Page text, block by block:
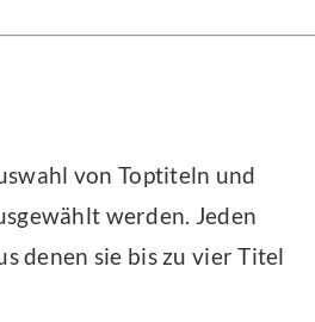
von Toptiteln und
werden. Jeden
denen sie bis zu vier Titel